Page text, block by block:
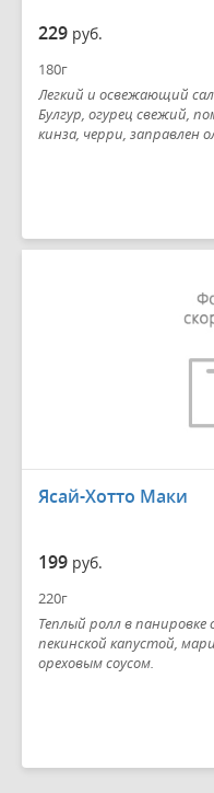
229 руб.
180г
Легкий и освежающий
Булгур, огурец свежий,
кинза, черри, заправлен
Ясай-Хотто Маки
199 руб.
220г
Теплый ролл в панировке
пекинской капустой,
ореховым соусом.